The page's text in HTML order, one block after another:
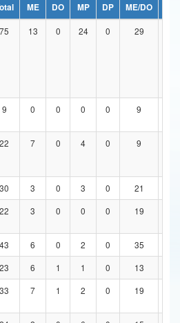
e Comunicações
Direitos Humanos
ME DO MP DP ME/DO
75 13 0 24 0 29
9 0 0 0 0 9
22 7 0 4 0 9
30 3 0 3 0 21
22 3 0 0 0 19
43 6 0 2 0 35
23 6 1 1 0 13
33 7 1 2 0 19